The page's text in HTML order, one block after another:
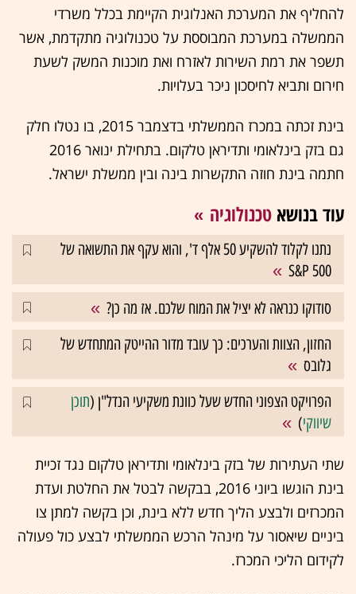
להחליף את המערכת האנלוגית הקיימת בכלל משרדי
הממשלה במערכת המבוססת על טכנולוגיה מתקדמת, אשר
תשפר את רמת השירות לאזרח ואת מוכנות המשק לשעת
חירום ותביא לחיסכון ניכר בעלויות.
בינת זכתה במכרז הממשלתי בדצמבר 2015, בו נטלו חלק
גם בזק בינלאומי ותדיראן טלקום. בתחילת ינואר 2016
חתמה בינת חוזה התקשרות בינה ובין ממשלת ישראל.
עוד בנושא טכנולוגיה
נתנו לקלוד להשקיע 50 אלף ד', והוא עקף את התשואה של
S&P 500
סודוקו כנראה לא יציל את המוח שלכם. אז מה כן?
החזון, הצוות והערכים: כך עובד מדור ההייטק המתחדש של
גלובס
הפרויקט הצפוני החדש שעל כוונת משקיעי הנדל"ן (תוכן
שיווקי)
שתי העתירות של בזק בינלאומי ותדיראן טלקום נגד זכיית
בינת הוגשו ביוני 2016, בבקשה לבטל את החלטת ועדת
המכרזים ולבצע הליך חדש ללא בינת, וכן בקשה למתן צו
ביניים שיאסור על מינהל הרכש הממשלתי לבצע כול פעולה
לקידום הליכי המכרז.